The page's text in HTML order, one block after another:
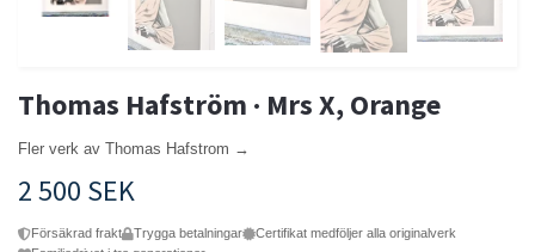
Thomas Hafström · Mrs X, Orange
Fler verk av Thomas Hafstrom →
2 500 SEK
Försäkrad frakt Trygga betalningar
Certifikat medföljer alla originalverk